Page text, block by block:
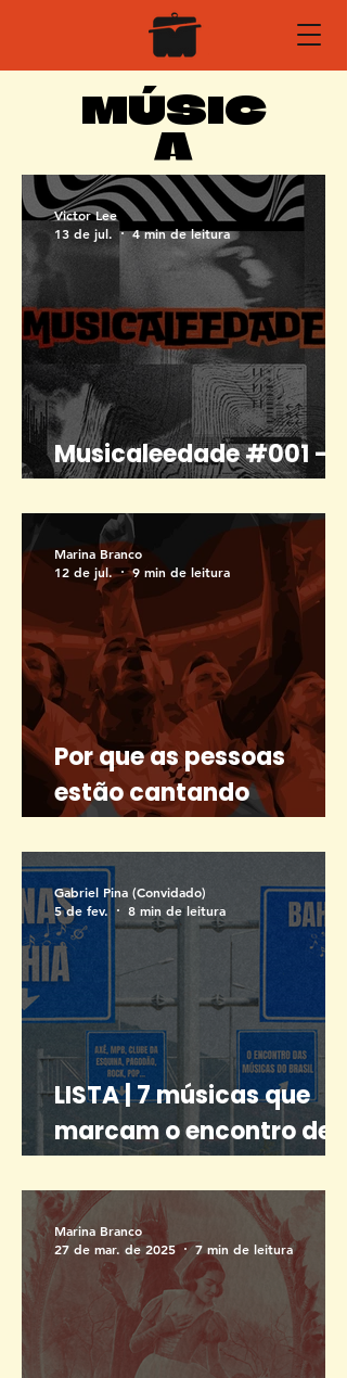
MÚSIC
A
Musicaleedade #001 -
Eu sou do Rock e sou feliz
Victor Lee
13 de jul.
4 min de leitura
Por que as pessoas
estão cantando
Wonderwall e Sweet
Caroline na Copa?
Marina Branco
12 de jul.
9 min de leitura
LISTA | 7 músicas que
marcam o encontro de
Minas e Bahia que você
precisa conhecer
Gabriel Pina (Convidado)
5 de fev.
8 min de leitura
Marina Branco
27 de mar. de 2025
7 min de leitura